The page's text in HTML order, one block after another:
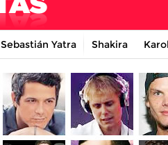
Sebastián Yatra Shakira